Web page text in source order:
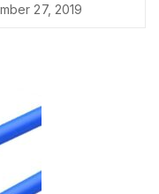
27, 2019